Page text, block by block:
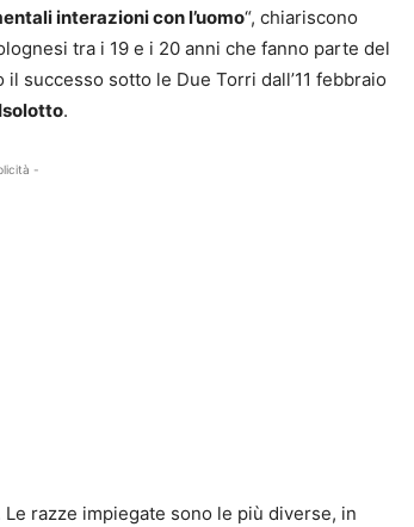
interazioni con l’uomo“, chiariscono
tra i 19 e i 20 anni che fanno parte del
il successo sotto le Due Torri dall’11 febbraio
Isolotto.
-
razze impiegate sono le più diverse, in